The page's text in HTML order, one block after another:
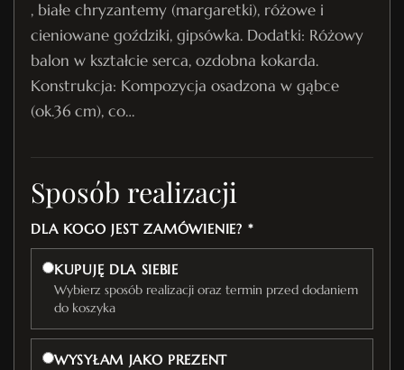
, białe chryzantemy (margaretki), różowe i
cieniowane goździki, gipsówka. Dodatki: Różowy
balon w kształcie serca, ozdobna kokarda.
Konstrukcja: Kompozycja osadzona w gąbce
(ok.36 cm), co…
Sposób realizacji
DLA KOGO JEST ZAMÓWIENIE? *
KUPUJĘ DLA SIEBIE
Wybierz sposób realizacji oraz termin przed dodaniem
do koszyka
WYSYŁAM JAKO PREZENT